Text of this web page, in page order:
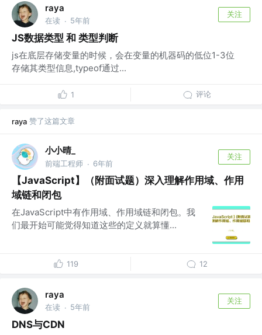
raya
在读 · 5年前
关注
JS数据类型 和 类型判断
js在底层存储变量的时候，会在变量的机器码的低位1-3位
存储其类型信息,typeof通过...
1 评论
raya 赞了这篇文章
小小晴_
前端工程师 · 6年前
关注
【JavaScript】（附面试题）深入理解作用域、作用
域链和闭包
在JavaScript中有作用域、作用域链和闭包。我
们最开始可能觉得知道这些的定义就算懂...
119 12
raya
在读 · 5年前
关注
DNS与CDN